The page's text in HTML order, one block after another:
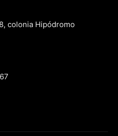
colonia Hipódromo